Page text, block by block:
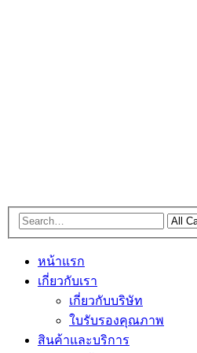
หน้าแรก
เกี่ยวกับเรา
เกี่ยวกับบริษัท
ใบรับรองคุณภาพ
สินค้าและบริการ